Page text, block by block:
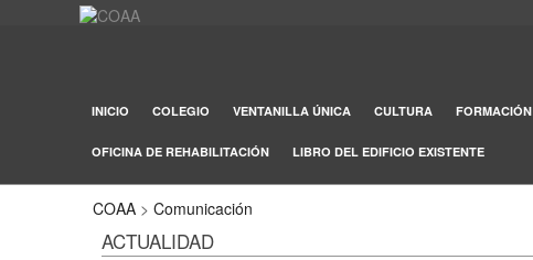
INICIO COLEGIO VENTANILLA ÚNICA CULTURA FORMACIÓN
OFICINA DE REHABILITACIÓN LIBRO DEL EDIFICIO EXISTENTE
COAA > Comunicación
ACTUALIDAD